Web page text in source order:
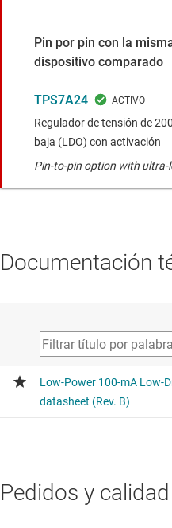
Pin por pin con la
dispositivo comparado
TPS7A24
Regulador de tensión de
baja (LDO) con activación
Pin-to-pin option with ultra-
Documentación
Pedidos y calidad